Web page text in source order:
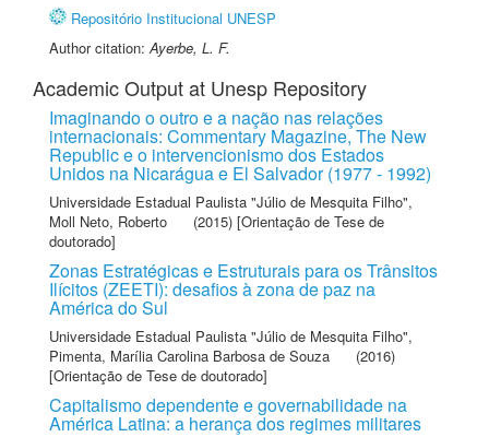
Repositório Institucional UNESP
Author citation:Ayerbe, L. F.
Academic Output at Unesp Repository
Imaginando o outro e a nação nas relações
internacionais: Commentary Magazine, The New
Republic e o intervencionismo dos Estados
Unidos na Nicarágua e El Salvador (1977 - 1992)
Universidade Estadual Paulista "Júlio de Mesquita Filho",
Moll Neto, Roberto
(2015) [Orientação de Tese de
doutorado]
Zonas Estratégicas e Estruturais para os Trânsitos
Ilícitos (ZEETI): desafios à zona de paz na
América do Sul
Universidade Estadual Paulista "Júlio de Mesquita Filho",
Pimenta, Marília Carolina Barbosa de Souza
(2016)
[Orientação de Tese de doutorado]
Capitalismo dependente e governabilidade na
América Latina: a herança dos regimes militares